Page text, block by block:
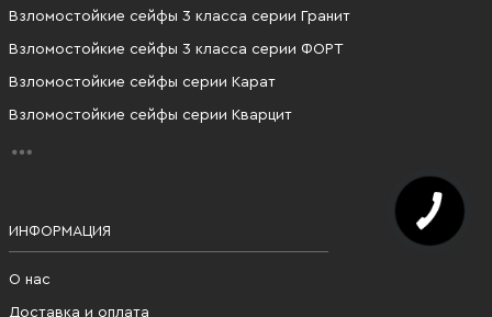
Взломостойкие сейфы 3 класса серии Гранит
Взломостойкие сейфы 3 класса серии ФОРТ
Взломостойкие сейфы серии Карат
Взломостойкие сейфы серии Кварцит
ИНФОРМАЦИЯ
О нас
Доставка и оплата